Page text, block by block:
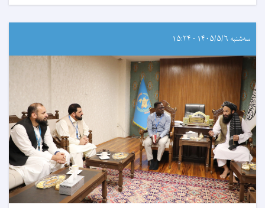
سه‌شنبه ۱۴۰۵/۵/۶ - ۱۵:۲۴